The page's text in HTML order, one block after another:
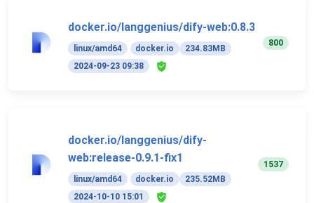
docker.io/langgenius/dify-web:0.8.3
linux/amd64 docker.io
234.83MB
2024-09-23 09:38
800
docker.io/langgenius/dify-
web:release-0.9.1-fix1
linux/amd64 docker.io
235.52MB
2024-10-10 15:01
1537